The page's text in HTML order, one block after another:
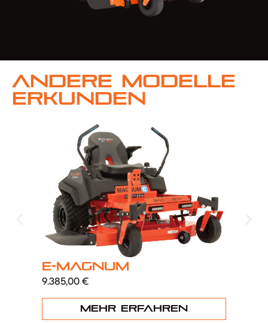
Andere Modelle
erkunden
E-Magnum
9.385,00€
Mehr erfahren